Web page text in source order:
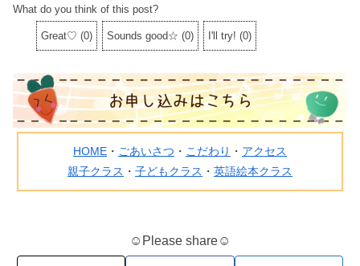
What do you think of this post?
Great♡ (0) Sounds good☆ (0) I'll try! (0)
HOME ・ ごあいさつ ・ こだわり ・ アクセス
親子クラス ・ 子どもクラス ・ 英語絵本クラス
☺Please share☺